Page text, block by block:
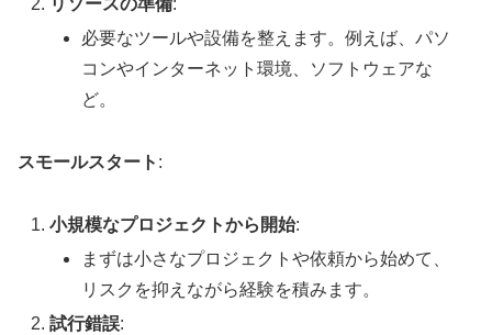
リソースの準備:
必要なツールや設備を整えます。例えば、パソ
コンやインターネット環境、ソフトウェアな
ど。
スモールスタート :
小規模なプロジェクトから開始:
まずは小さなプロジェクトや依頼から始めて、
リスクを抑えながら経験を積みます。
試行錯誤: